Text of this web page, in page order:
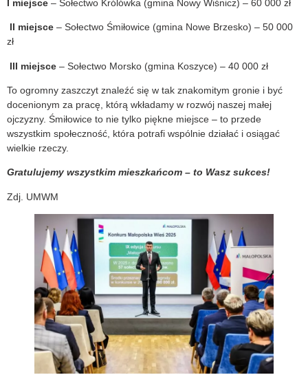
I miejsce – Sołectwo Królówka (gmina Nowy Wiśnicz) – 60 000 zł
II miejsce – Sołectwo Śmiłowice (gmina Nowe Brzesko) – 50 000
zł
III miejsce – Sołectwo Morsko (gmina Koszyce) – 40 000 zł
To ogromny zaszczyt znaleźć się w tak znakomitym gronie i być
docenionym za pracę, którą wkładamy w rozwój naszej małej
ojczyzny. Śmiłowice to nie tylko piękne miejsce – to przede
wszystkim społeczność, która potrafi wspólnie działać i osiągać
wielkie rzeczy.
Gratulujemy wszystkim mieszkańcom – to Wasz sukces!
Zdj. UMWM